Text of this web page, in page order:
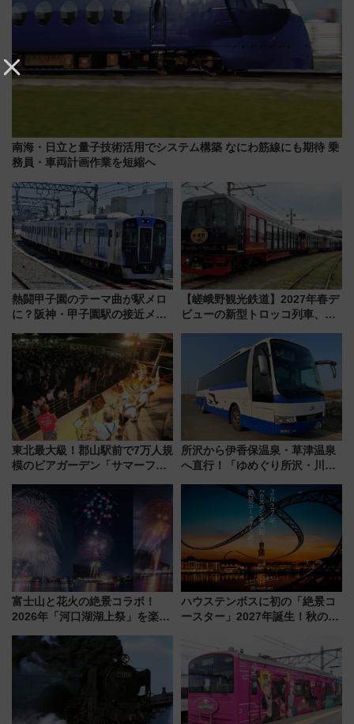
南海・日立と量子技術活用でシステム構築 なにわ筋線にも期待 乗
務員・車両計画作業を短縮へ
熱闘甲子園のテーマ曲が駅メロ
に？阪神・甲子園駅の接近メロ
谷実アレンジの特別仕様へ、8月
5日始発から
【嵯峨野観光鉄道】2027年春デ
ビューの新型トロッコ列車、い
は2026年で引退
東北最大級！郡山駅前で7万人規
模のビアガーデン「サマーフェ
7/24-26開催！ 有料席はJRE
MALLで予約可能
所沢から伊香保温泉・草津温泉
へ直行！「ゆめぐり所沢・川越
軽に 運行ダイヤ・運賃を解説
富士山と花火の絶景コラボ！
2026年「河口湖湖上祭」を楽し
ハウステンボスに初の「絶景コ
ースター」2027年誕生！秋の
ろも一挙紹介